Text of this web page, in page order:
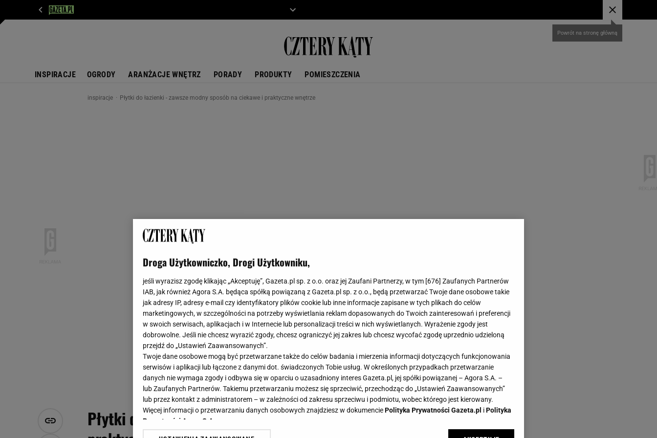
INSPIRACJE OGRODY ARANŻACJE WNĘTRZ PORADY PRODUKTY POMIESZCZENIA
inspiracje Płytki do łazienki - zawsze modny sposób na ciekawe i praktyczne wnętrze
Płytki do łazienki - zawsze modny sposób na ciekawe i
Droga Użytkowniczko, Drogi Użytkowniku,
jeśli wyrazisz zgodę klikając „Akceptuję”, Gazeta.pl sp. z o.o. oraz jej Zaufani Partnerzy, w tym [676] Zaufanych Partnerów
IAB, jak również Agora S.A. będąca spółką powiązaną z Gazeta.pl sp. z o.o., będą przetwarzać Twoje dane osobowe takie
jak adresy IP, adresy e-mail czy identyfikatory plików cookie lub inne informacje zapisane w tych plikach do celów
marketingowych, w szczególności na potrzeby wyświetlania reklam dopasowanych do Twoich zainteresowań i preferencji
w swoich serwisach, aplikacjach i w Internecie lub personalizacji treści w nich wyświetlanych. Wyrażenie zgody jest
dobrowolne. Jeśli nie chcesz wyrazić zgody, chcesz ograniczyć jej zakres lub chcesz wycofać zgodę uprzednio udzieloną
przejdź do „Ustawień Zaawansowanych”.
Twoje dane osobowe mogą być przetwarzane także do celów badania i mierzenia informacji dotyczących funkcjonowania
serwisów i aplikacji lub łączone z danymi dot. świadczonych Tobie usług. W określonych przypadkach przetwarzanie
danych nie wymaga zgody i odbywa się w oparciu o uzasadniony interes Gazeta.pl, jej spółki powiązanej – Agora S.A. –
lub Zaufanych Partnerów. Takiemu przetwarzaniu możesz się sprzeciwić, przechodząc do „Ustawień Zaawansowanych”
lub przez kontakt z administratorem – w zależności od zakresu sprzeciwu i podmiotu, wobec którego jest kierowany.
Więcej informacji o przetwarzaniu danych osobowych znajdziesz w dokumenciePolityka Prywatności Gazeta.pl iPolityka
Prywatności Agora S.A.